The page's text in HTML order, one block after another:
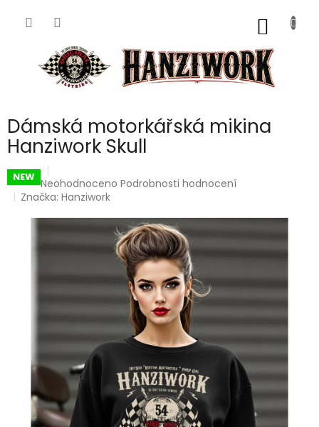
Dámská motorkářská mikina
Hanziwork Skull
NEW Průměrné
hodnocení
hvězdiček.
Neohodnoceno Podrobnosti hodnocení
Značka:Hanziwork